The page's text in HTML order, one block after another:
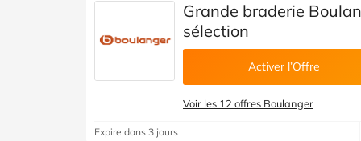
Grande braderie
sélection
Activer l’Offre
Voir les 12 offres Boulanger
Expire dans 3 jours